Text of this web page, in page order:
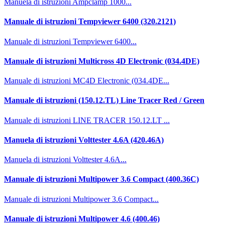
Manuela di istruzioni Ampclamp 1000...
Manuale di istruzioni Tempviewer 6400 (320.2121)
Manuale di istruzioni Tempviewer 6400...
Manuale di istruzioni Multicross 4D Electronic (034.4DE)
Manuale di istruzioni MC4D Electronic (034.4DE...
Manuale di istruzioni (150.12.TL) Line Tracer Red / Green
Manuale di istruzioni LINE TRACER 150.12.LT ...
Manuela di istruzioni Volttester 4.6A (420.46A)
Manuela di istruzioni Volttester 4.6A...
Manuale di istruzioni Multipower 3.6 Compact (400.36C)
Manuale di istruzioni Multipower 3.6 Compact...
Manuale di istruzioni Multipower 4.6 (400.46)